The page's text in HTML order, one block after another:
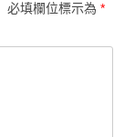
必填欄位標示為 *